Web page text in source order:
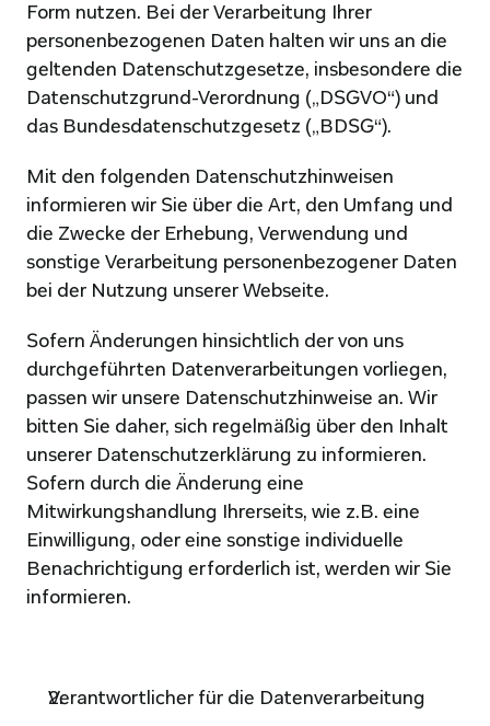
Form nutzen. Bei der Verarbeitung Ihrer
personenbezogenen Daten halten wir uns an die
geltenden Datenschutzgesetze, insbesondere die
Datenschutzgrund-Verordnung („DSGVO“) und
das Bundesdatenschutzgesetz („BDSG“).
Mit den folgenden Datenschutzhinweisen
informieren wir Sie über die Art, den Umfang und
die Zwecke der Erhebung, Verwendung und
sonstige Verarbeitung personenbezogener Daten
bei der Nutzung unserer Webseite.
Sofern Änderungen hinsichtlich der von uns
durchgeführten Datenverarbeitungen vorliegen,
passen wir unsere Datenschutzhinweise an. Wir
bitten Sie daher, sich regelmäßig über den Inhalt
unserer Datenschutzerklärung zu informieren.
Sofern durch die Änderung eine
Mitwirkungshandlung Ihrerseits, wie z.B. eine
Einwilligung, oder eine sonstige individuelle
Benachrichtigung erforderlich ist, werden wir Sie
informieren.
Verantwortlicher für die Datenverarbeitung